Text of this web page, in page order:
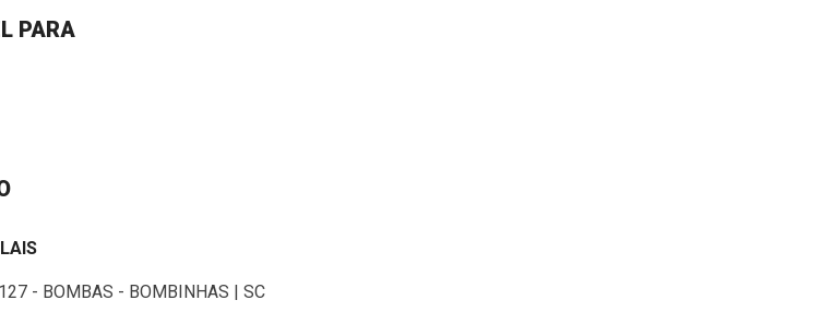
PARA
- BOMBAS - BOMBINHAS | SC